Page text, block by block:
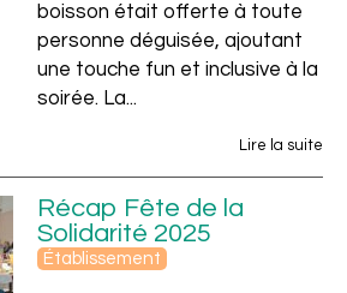
boisson était offerte à toute
personne déguisée, ajoutant
une touche fun et inclusive à la
soirée. La...
Lire la suite
Récap Fête de la
Solidarité 2025
Établissement